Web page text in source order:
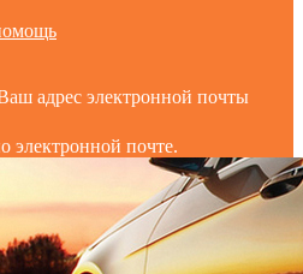
адрес электронной почты
электронной почте.